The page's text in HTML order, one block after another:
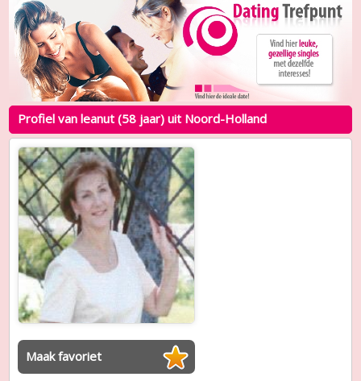
Profiel van leanut (58 jaar) uit Noord-Holland
Maak favoriet